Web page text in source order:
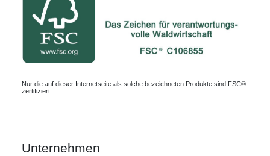
Nur die auf dieser Internetseite als solche bezeichneten Produkte sind FSC®-
zertifiziert.
Unternehmen